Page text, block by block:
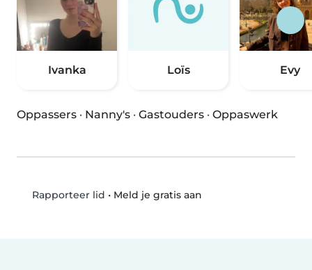
Ivanka Loïs Evy
Oppassers · Nanny's · Gastouders · Oppaswerk
Rapporteer lid • Meld je gratis aan